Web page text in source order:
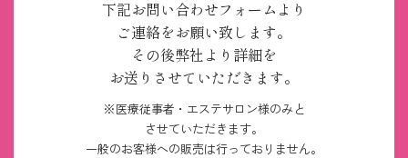
下記お問い合わせフォームより
ご連絡をお願い致します。
その後弊社より詳細を
お送りさせていただきます。
※医療従事者・エステサロン様のみと
させていただきます。
一般のお客様への販売は行っておりません。